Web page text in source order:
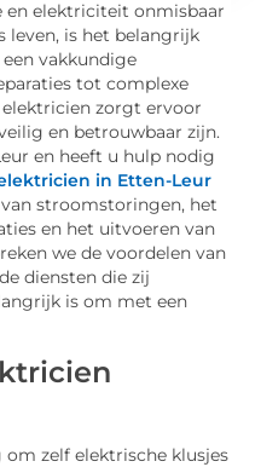
en elektriciteit onmisbaar
leven, is het belangrijk
vakkundige
tot complexe
elektricien zorgt ervoor
en betrouwbaar zijn.
en heeft u hulp nodig
in Etten-Leur
stroomstoringen, het
en het uitvoeren van
we de voordelen van
diensten die zij
is om met een
zelf elektrische klusjes